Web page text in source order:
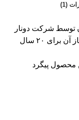
(1)
توسط شرکت دونار
خزر به شماره ثبت ۳۸۳۳۷ اختراع و امتیاز آن برای ۲۰ سال
محصول پیگرد